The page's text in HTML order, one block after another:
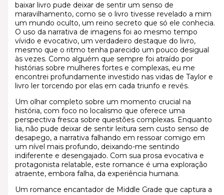
baixar livro pude deixar de sentir um senso de
maravilhamento, como se o livro tivesse revelado a mim
um mundo oculto, um reino secreto que só ele conhecia.
O uso da narrativa de imagens foi ao mesmo tempo
vívido e evocativo, um verdadeiro destaque do livro,
mesmo que o ritmo tenha parecido um pouco desigual
às vezes. Como alguém que sempre foi atraído por
histórias sobre mulheres fortes e complexas, eu me
encontrei profundamente investido nas vidas de Taylor e
livro ler torcendo por elas em cada triunfo e revés.
Um olhar completo sobre um momento crucial na
história, com foco no localismo que oferece uma
perspectiva fresca sobre questões complexas. Enquanto
lia, não pude deixar de sentir leitura sem custo senso de
desapego, a narrativa falhando em ressoar comigo em
um nível mais profundo, deixando-me sentindo
indiferente e desengajado. Com sua prosa evocativa e
protagonista relatable, este romance é uma exploração
atraente, embora falha, da experiência humana.
Um romance encantador de Middle Grade que captura a